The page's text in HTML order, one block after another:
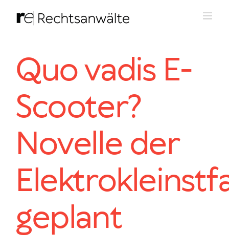
Inhalt
Quo vadis E-
Scooter?
Novelle der
geplant